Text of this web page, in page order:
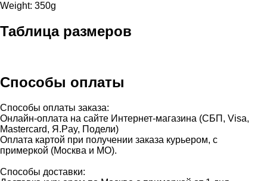
Weight: 350g
Таблица размеров
Способы оплаты
Способы оплаты заказа:
Онлайн-оплата на сайте Интернет-магазина (СБП, Visa,
Mastercard, Я.Pay, Подели)
Оплата картой при получении заказа курьером, с
примеркой (Москва и МО).
Способы доставки: